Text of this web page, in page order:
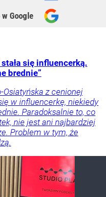
w Google
się influencerką.
brednie”
Osiatyńska z cenionej
w influencerkę, niekiedy
Paradoksalnie to, co
nie jest ani najbardziej
Problem w tym, że